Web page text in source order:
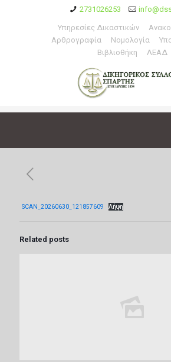
2731026253
Υπηρεσίες Δικαστικών
Αρθρογραφία
Νομολογία
Βιβλιοθήκη
ΛΕΑΔ
SCAN_20260630_121857609 Λήψη
Related posts